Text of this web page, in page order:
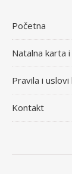
Početna
Natalna karta
Pravila i
Kontakt